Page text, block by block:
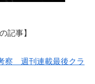
記事】
察 週刊連載最後クラ